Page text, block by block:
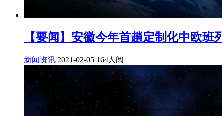
【要闻】安徽今年首趟定制化中欧班
新闻资讯 2021-02-05 164人阅